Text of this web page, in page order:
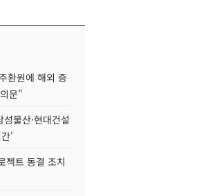
환원에 해외 증
문"
물산·현대건설
'
젝트 동결 조치